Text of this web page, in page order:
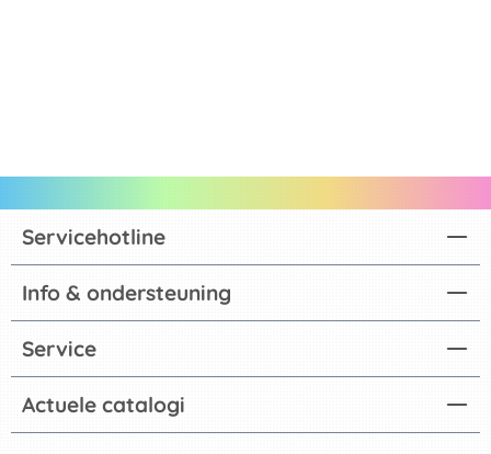
Actuele catalogi
Servicehotline
Info & ondersteuning
Service